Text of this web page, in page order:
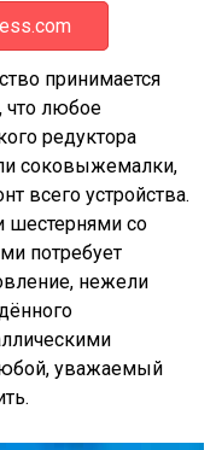
принимается
что любое
редуктора
соковыжемалки,
всего устройства.
шестернями со
потребует
нежели
уважаемый